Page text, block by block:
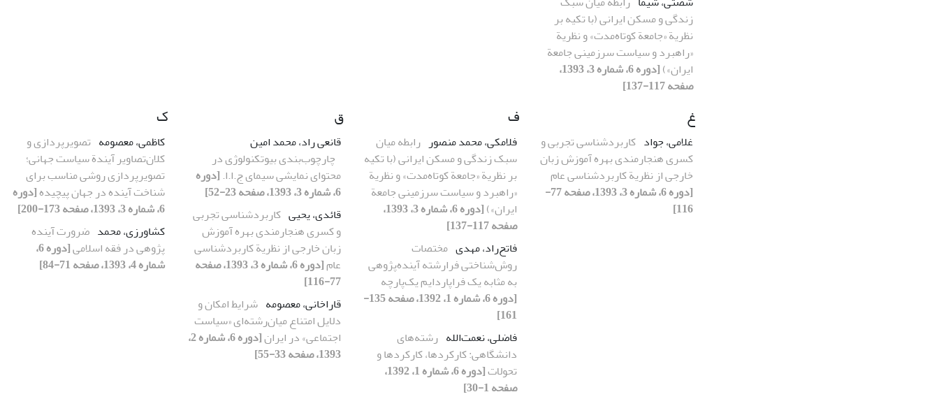
زندگی و مسکن ایرانی (با تکیه بر
نظریة «جامعة کوتاه‌مدت» و نظریة
«راهبرد و سیاست سرزمینی جامعة
ایران»)
[دوره 6، شماره 3، 1393،
صفحه 117-137]
غ
غلامی، جواد کاربردشناسی تجربی و
کسری هنجارمندی بهره آموزش زبان
خارجی از نظریة کاربردشناسی عام
[دوره 6، شماره 3، 1393، صفحه 77-
116]
ف
فلامکی، محمد منصور رابطه میان
سبک زندگی و مسکن ایرانی (با تکیه
بر نظریة «جامعة کوتاه‌مدت» و نظریة
«راهبرد و سیاست سرزمینی جامعة
ایران»)
[دوره 6، شماره 3، 1393،
صفحه 117-137]
فاتح‌راد، مهدی مختصات
روش‌شناختی فرارشته آینده‌پژوهی
به مثابه یک فراپاردایم یک‌پارچه
[دوره 6، شماره 1، 1392، صفحه 135-
161]
فاضلی، نعمت‌الله رشته‌های
دانشگاهی: کارکردها، کارکردها و
تحولات
[دوره 6، شماره 1، 1392،
صفحه 1-30]
ق
قانعی راد، محمد امین
چارچوب‌بندی بیوتکنولوژی در
محتوای نمایشی سیمای ج.ا.ا.[دوره
6، شماره 3، 1393، صفحه 23-52]
قائدی، یحیی کاربردشناسی تجربی
و کسری هنجارمندی بهره آموزش
زبان خارجی از نظریة کاربردشناسی
عام
[دوره 6، شماره 3، 1393، صفحه
77-116]
قاراخانی، معصومه شرایط امکان و
دلایل امتناع میان‌رشته‌ای «سیاست
اجتماعی» در ایران
[دوره 6، شماره 2،
1393، صفحه 33-55]
ک
کاظمی، معصومه تصویرپردازی و
کلان‌تصاویر آیندة سیاست جهانی؛
تصویرپردازی روشی مناسب برای
شناخت آینده در جهان پیچیده[دوره
6، شماره 3، 1393، صفحه 173-200]
کشاورزی، محمد ضرورت آینده
پژوهی در فقه اسلامی
[دوره 6،
شماره 4، 1393، صفحه 71-84]